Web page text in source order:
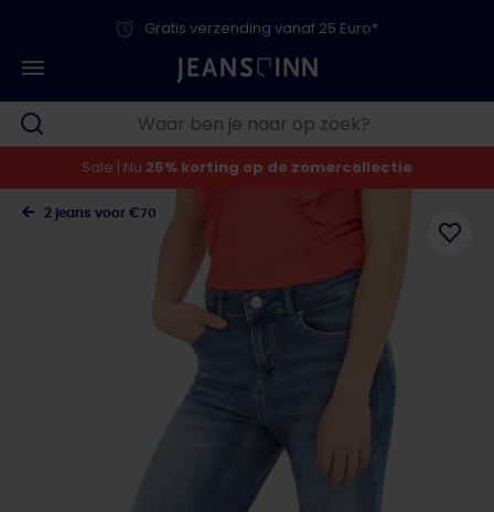
Gratis verzending vanaf 25 Euro*
Sale | Nu 25% korting op de zomercollectie
2 jeans voor €70